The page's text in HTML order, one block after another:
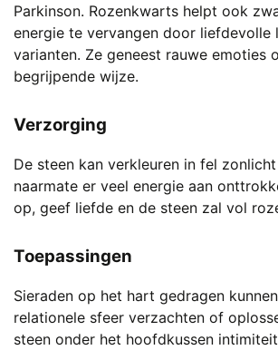
Parkinson. Rozenkwarts helpt ook
energie te vervangen door liefdevolle
varianten. Ze geneest rauwe emoties
begrijpende wijze.
Verzorging
De steen kan verkleuren in fel
naarmate er veel energie aan
op, geef liefde en de steen zal vol
Toepassingen
Sieraden op het hart gedragen
relationele sfeer verzachten of
steen onder het hoofdkussen